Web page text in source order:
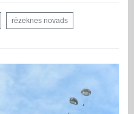
rēzeknes novads